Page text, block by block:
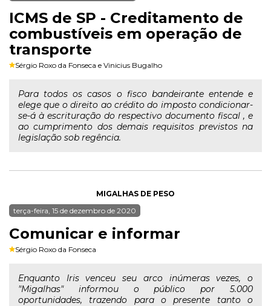
ICMS de SP - Creditamento de
combustíveis em operação de
transporte
Sérgio Roxo da Fonseca e Vinicius Bugalho
Para todos os casos o fisco bandeirante entende e
elege que o direito ao crédito do imposto condicionar-
se-á à escrituração do respectivo documento fiscal , e
ao cumprimento dos demais requisitos previstos na
legislação sob regência.
MIGALHAS DE PESO
terça-feira, 15 de dezembro de 2020
Comunicar e informar
Sérgio Roxo da Fonseca
Enquanto Iris venceu seu arco inúmeras vezes, o
"Migalhas" informou o público por 5.000
oportunidades, trazendo para o presente tanto o